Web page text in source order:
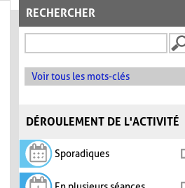
RECHERCHER
Voir tous les mots-clés
DÉROULEMENT DE L'ACTIVITÉ
Sporadiques